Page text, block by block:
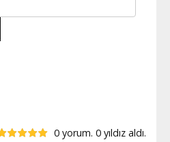
0 yorum. 0 yıldız aldı.